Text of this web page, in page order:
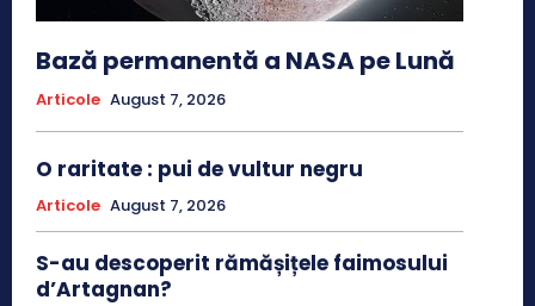
Bază permanentă a NASA pe Lună
Articole August 7, 2026
O raritate : pui de vultur negru
Articole August 7, 2026
S-au descoperit rămășițele faimosului
d’Artagnan?